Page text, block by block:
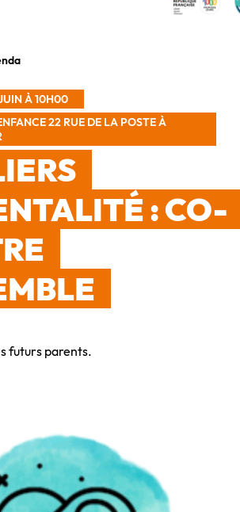
À 10H00
22 RUE DE LA POSTE À
: CO-
futurs parents.